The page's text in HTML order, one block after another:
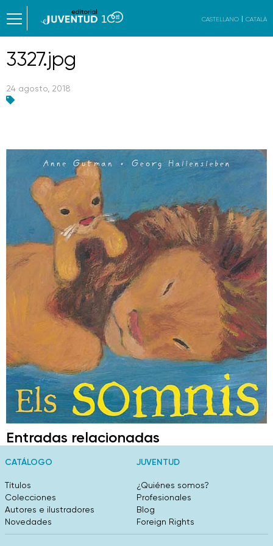
CASTELLANO CATALÀ
3327.jpg
24 agosto, 2018
Entradas relacionadas
CATÁLOGO
Títulos
Colecciones
Autores e ilustradores
Novedades
JUVENTUD
¿Quiénes somos?
Profesionales
Blog
Foreign Rights